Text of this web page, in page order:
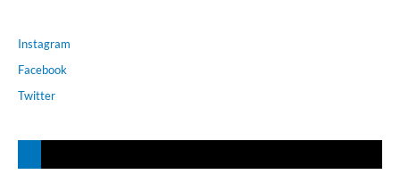
Instagram
Facebook
Twitter